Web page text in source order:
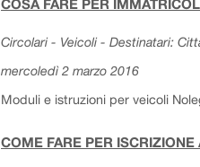
Circolari - Veicoli - Destinatari:
mercoledì 2 marzo 2016
Moduli e istruzioni per veicoli
COME FARE PER